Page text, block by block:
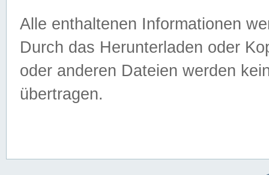
Alle enthaltenen Informationen
Durch das Herunterladen oder
oder anderen Dateien werden
übertragen.